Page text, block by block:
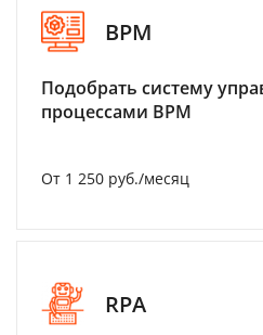
BPM
Подобрать систему
процессами BPM
От 1 250 руб./месяц
RPA